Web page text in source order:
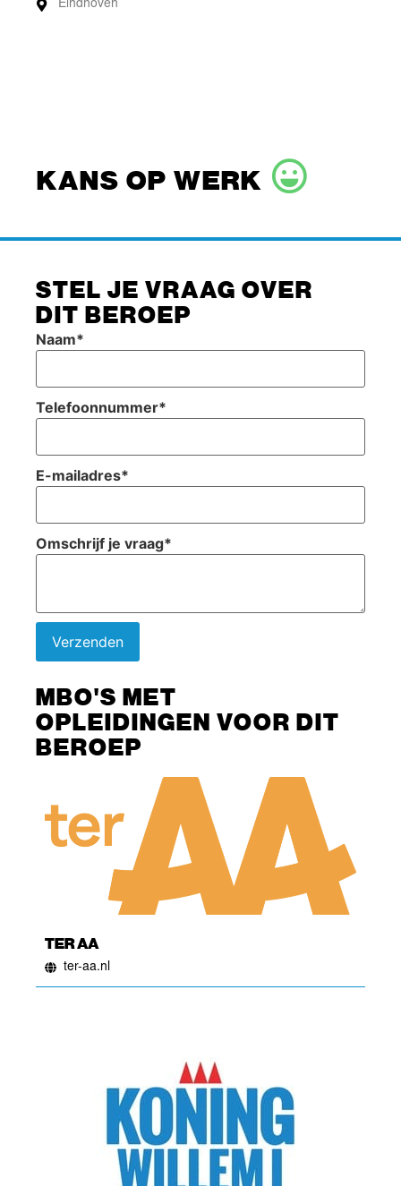
Eindhoven
KANS OP WERK
STEL JE VRAAG OVER
DIT BEROEP
Naam*
Telefoonnummer*
E-mailadres*
Omschrijf je vraag*
Verzenden
MBO'S MET
OPLEIDINGEN VOOR DIT
BEROEP
TER AA
ter-aa.nl